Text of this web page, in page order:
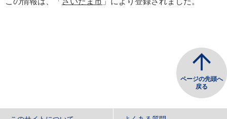
ページの先頭へ
戻る